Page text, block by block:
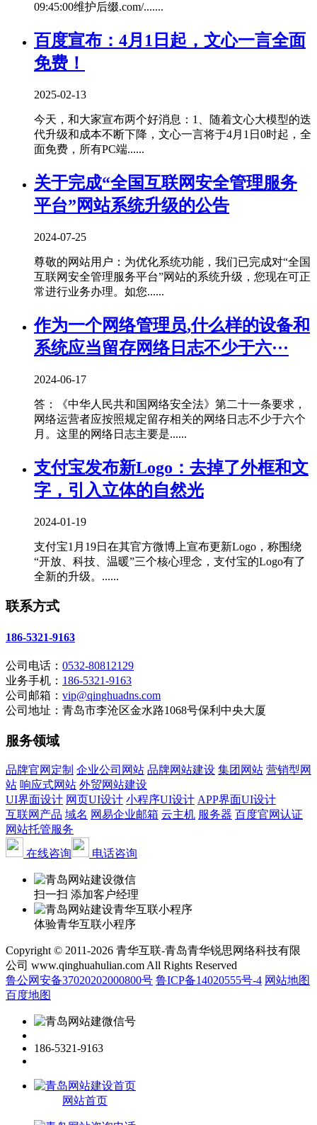
09:45:00维护后缀.com/.......
百度宣布：4月1日起，文心一言全面
免费！
2025-02-13
今天，和大家宣布两个好消息：1、随着文心大模型的迭
代升级和成本不断下降，文心一言将于4月1日0时起，全
面免费，所有PC端......
关于完成“全国互联网安全管理服务
平台”网站系统升级的公告
2024-07-25
尊敬的网站用户：为优化系统功能，我们已完成对“全国
互联网安全管理服务平台”网站的系统升级，您现在可正
常进行业务办理。如您......
作为一个网络管理员,什么样的设备和
系统应当留存网络日志不少于六···
2024-06-17
答：《中华人民共和国网络安全法》第二十一条要求，
网络运营者应按照规定留存相关的网络日志不少于六个
月。这里的网络日志主要是......
支付宝发布新Logo：去掉了外框和文
字，引入立体的自然光
2024-01-19
支付宝1月19日在其官方微博上宣布更新Logo，称围绕
“开放、科技、温暖”三个核心理念，支付宝的Logo有了
全新的升级。......
联系方式
186-5321-9163
公司电话： 0532-80812129
业务手机： 186-5321-9163
公司邮箱： vip@qinghuadns.com
公司地址：青岛市李沧区金水路1068号保利中央大厦
服务领域
品牌官网定制 企业公司网站 品牌网站建设 集团网站 营销型网
站 响应式网站 外贸网站建设
UI界面设计 网页UI设计 小程序UI设计 APP界面UI设计
互联网产品 域名 网易企业邮箱 云主机 服务器 百度官网认证
网站托管服务
在线咨询
电话咨询
扫一扫 添加客户经理
体验青华互联小程序
Copyright © 2011-2026 青华互联-青岛青华锐思网络科技有限
公司 www.qinghuahulian.com All Rights Reserved
鲁公网安备37020202000800号 鲁ICP备14020555号-4 网站地图
百度地图
186-5321-9163
网站首页